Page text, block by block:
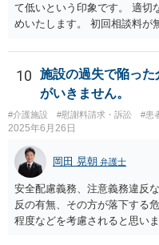
て低いという印象です。 適切
めいたします。 初回相談料が
10
施設の過失で陥っ
がいきません。
#介護施設 #慰謝料請求・訴訟 #患
2025年6月26日
岡田 晃朝 弁護士
安全配慮義務、注意義務違反
反の有無、その方が落下する
程度などを考慮されると思い